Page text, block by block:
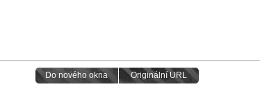
Do nového okna Originální URL